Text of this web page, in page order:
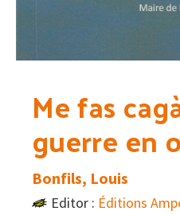
Me fas
guerre en
Bonfils, Louis
Editor : Éditions